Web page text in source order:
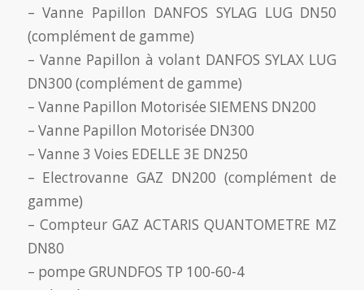
– Vanne Papillon DANFOS SYLAG LUG DN50
(complément de gamme)
– Vanne Papillon à volant DANFOS SYLAX LUG
DN300 (complément de gamme)
– Vanne Papillon Motorisée SIEMENS DN200
– Vanne Papillon Motorisée DN300
– Vanne 3 Voies EDELLE 3E DN250
– Electrovanne GAZ DN200 (complément de
gamme)
– Compteur GAZ ACTARIS QUANTOMETRE MZ
DN80
– pompe GRUNDFOS TP 100-60-4